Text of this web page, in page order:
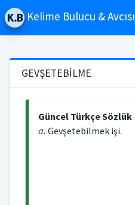
Kelime Bulucu & Avcısı
GEVŞETEBİLME
Güncel Türkçe Sözlük
a. Gevşetebilmek işi.